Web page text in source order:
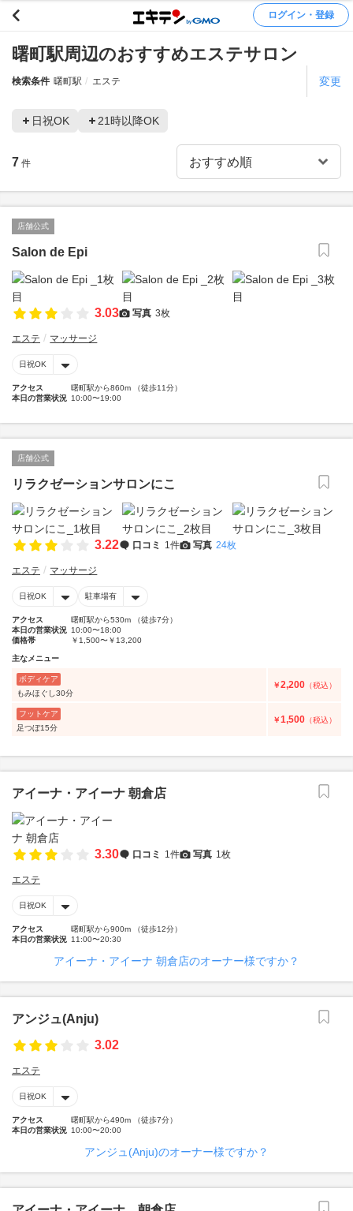
ログイン・登録
曙町駅周辺のおすすめエステサロン
検索条件 曙町駅 エステ 変更
日祝OK 21時以降OK
7 件
店舗公式
Salon de Epi
3.03 写真 3枚
エステ マッサージ
日祝OK
アクセス
曙町駅から860m （徒歩11分）
本日の営業状況 10:00〜19:00
店舗公式
リラクゼーションサロンにこ
3.22 口コミ 1件 写真 24枚
エステ マッサージ
日祝OK 駐車場有
アクセス
曙町駅から530m （徒歩7分）
本日の営業状況 10:00〜18:00
価格帯
￥1,500〜￥13,200
主なメニュー
ボディケア
もみほぐし30分
￥2,200 （税込）
フットケア
足つぼ15分
￥1,500 （税込）
アイーナ・アイーナ 朝倉店
3.30 口コミ 1件 写真 1枚
エステ
日祝OK
アクセス
曙町駅から900m （徒歩12分）
本日の営業状況 11:00〜20:30
アイーナ・アイーナ 朝倉店のオーナー様ですか？
アンジュ(Anju)
3.02
エステ
日祝OK
アクセス
曙町駅から490m （徒歩7分）
本日の営業状況 10:00〜20:00
アンジュ(Anju)のオーナー様ですか？